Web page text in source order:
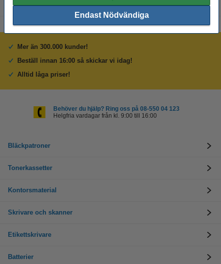
Endast Nödvändiga
Mer än 300.000 kunder!
Beställ innan 16:00 så skickar vi idag!
Alltid låga priser!
Behöver du hjälp? Ring oss på 08-550 04 123
Helgfria vardagar från kl. 9:00 till 16:00
Bläckpatroner
Tonerkassetter
Kontorsmaterial
Skrivare och skanner
Etikettskrivare
Batterier